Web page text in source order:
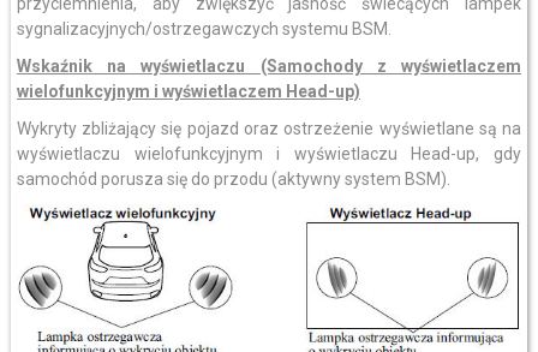
przyciemnienia, aby zwiększyć jasność świecących lampek
sygnalizacyjnych/ostrzegawczych systemu BSM.
Wskaźnik na wyświetlaczu (Samochody z wyświetlaczem
wielofunkcyjnym i wyświetlaczem Head-up)
Wykryty zbliżający się pojazd oraz ostrzeżenie wyświetlane są na
wyświetlaczu wielofunkcyjnym i wyświetlaczu Head-up, gdy
samochód porusza się do przodu (aktywny system BSM).